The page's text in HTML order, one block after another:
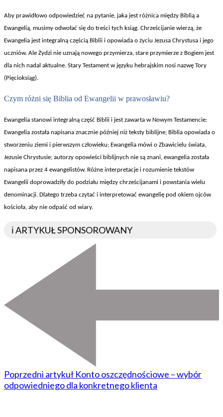
Aby prawidłowo odpowiedzieć na pytanie, jaka jest różnica między Biblią a
Ewangelią, musimy odwołać się do treści tych ksiąg. Chrześcijanie wierzą, że
Ewangelia jest integralną częścią Biblii i opowiada o życiu Jezusa Chrystusa i jego
uczniów. Ale Żydzi nie uznają nowego przymierza, stare przymierze z Bogiem jest
dla nich nadal aktualne. Stary Testament w języku hebrajskim nosi nazwę Tory
(Pięcioksiąg).
Czym różni się Biblia od Ewangelii w prawosławiu?
Ewangelia stanowi integralną część Biblii i jest zawarta w Nowym Testamencie;
Ewangelia została napisana znacznie później niż teksty biblijne; Biblia opowiada o
stworzeniu ziemi i pierwszym człowieku; Ewangelia mówi o Zbawicielu świata,
Jezusie Chrystusie; autorzy opowieści biblijnych nie są znani, ewangelia została
napisana przez 4 ewangelistów. Różne interpretacje i rozumienie tekstów
Ewangelii doprowadziły do podziału między chrześcijanami i powstania wielu
denominacji. Dlatego trzeba czytać i interpretować ewangelię pod okiem ojców
kościoła, aby nie odpaść od wiary.
ℹ️ ARTYKUŁ SPONSOROWANY
Poprzedni artykuł Konto oszczędnościowe – wybór
odpowiedniego dla konkretnego klienta